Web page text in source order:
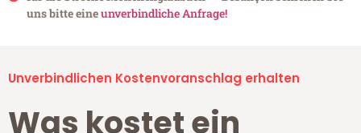
uns bitte eineunverbindliche Anfrage!
Unverbindlichen Kostenvoranschlag erhalten
Was kostet ein